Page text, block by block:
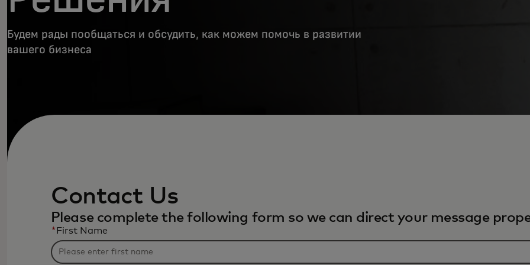
Будем рады пообщаться и обсудить, как можем помочь в развитии
вашего бизнеса
Contact Us
Please complete the following form so we can direct your message
*First Name